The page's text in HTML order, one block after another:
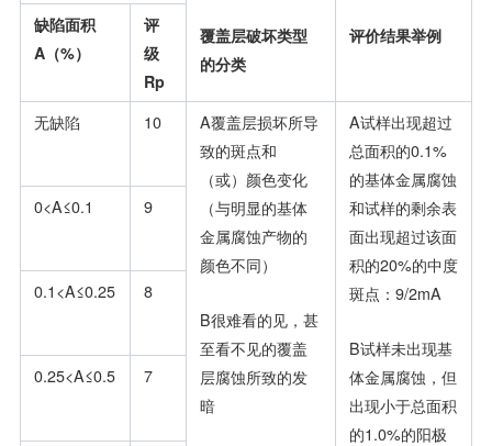
覆盖层破坏类型
的分类
评价结果举例
缺陷面积
A（%）
评
级
Rp
无缺陷
10
A覆盖层损坏所导
致的斑点和
（或）颜色变化
（与明显的基体
金属腐蚀产物的
颜色不同）
B很难看的见，甚
至看不见的覆盖
层腐蚀所致的发
暗
A试样出现超过
总面积的0.1%
的基体金属腐蚀
和试样的剩余表
面出现超过该面
积的20%的中度
斑点：9/2mA
B试样未出现基
体金属腐蚀，但
出现小于总面积
的1.0%的阳极
0<A≤0.1 9
0.1<A≤0.25 8
0.25<A≤0.5 7